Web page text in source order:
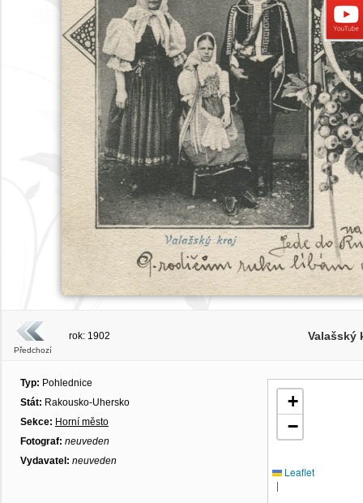
Předchozí
rok: 1902 Valašský
Typ: Pohlednice
Stát: Rakousko-Uhersko
Sekce: Horní město
Fotograf: neuveden
Vydavatel: neuveden
+
−
Leaflet
|